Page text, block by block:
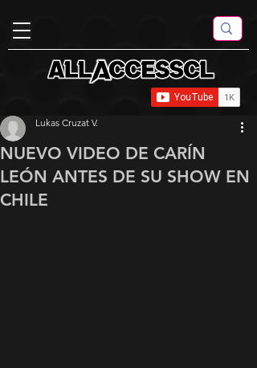
NUEVO VIDEO DE CARÍN
LEÓN ANTES DE SU SHOW EN
CHILE
Lukas Cruzat V.